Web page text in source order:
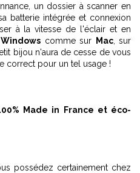
un dossier à scanner en
batterie intégrée et connexion
à la vitesse de l'éclair et en
Windows comme sur Mac, sur
bijou n'aura de cesse de vous
correct pour un tel usage !
Made in France et éco-
possédez certainement chez